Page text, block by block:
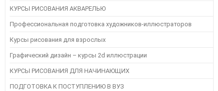
КУРСЫ РИСОВАНИЯ АКВАРЕЛЬЮ
Профессиональная подготовка художников-иллюстраторов
Курсы рисования для взрослых
Графический дизайн – курсы 2d иллюстрации
КУРСЫ РИСОВАНИЯ ДЛЯ НАЧИНАЮЩИХ
ПОДГОТОВКА К ПОСТУПЛЕНИЮ В ВУЗ